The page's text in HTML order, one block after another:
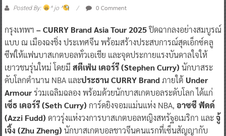
Posted By: ^ jo ^ 0 Comment
กรุงเทพฯ – CURRY Brand Asia Tour 2025ปิดฉากลงอย่างสมบูรณ์
แบบ ณ เมืองฉงชิ่ง ประเทศจีน พร้อมสร้างประสบการณ์สุดเอ็กซ์คลู
ซีฟให้แฟนบาสเกตบอลทั่วเอเชีย และจุดประกายแรงบันดาลใจให้
เยาวชนรุ่นใหม่ โดยมี สตีเฟ่น เคอร์รี (Stephen Curry) นักบาสระ
ดับโลกตำนาน NBA และประธาน CURRY Brand ภายใต้ Under
Armourร่วมเฉลิมฉลอง พร้อมด้วยนักบาสเกตบอลระดับโลก ได้แก่
เซ็ธ เคอร์รี (Seth Curry) การ์ดยิงจอมแม่นแห่ง NBA, อาซซี ฟัดด์
(Azzi Fudd) ดาวรุ่งแห่งวงการบาสเกตบอลหญิงสหรัฐอเมริกา และจู้
เจิ้ง (Zhu Zheng) นักบาสเกตบอลชาวจีนคนแรกที่เซ็นสัญญากับ